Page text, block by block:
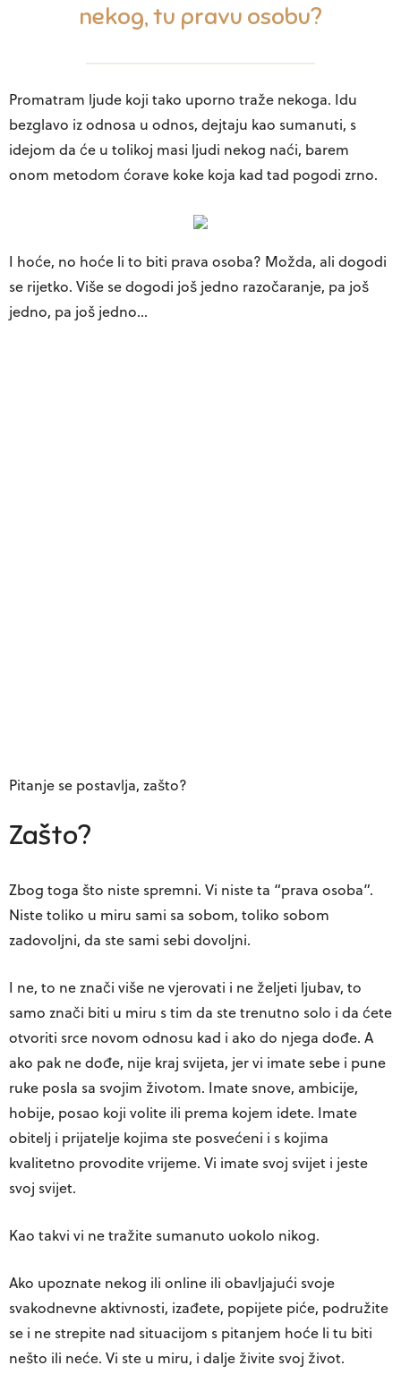
nekog, tu pravu osobu?
Promatram ljude koji tako uporno traže nekoga. Idu
bezglavo iz odnosa u odnos, dejtaju kao sumanuti, s
idejom da će u tolikoj masi ljudi nekog naći, barem
onom metodom ćorave koke koja kad tad pogodi zrno.
I hoće, no hoće li to biti prava osoba? Možda, ali dogodi
se rijetko. Više se dogodi još jedno razočaranje, pa još
jedno, pa još jedno…
Pitanje se postavlja, zašto?
Zašto?
Zbog toga što niste spremni. Vi niste ta “prava osoba”.
Niste toliko u miru sami sa sobom, toliko sobom
zadovoljni, da ste sami sebi dovoljni.
I ne, to ne znači više ne vjerovati i ne željeti ljubav, to
samo znači biti u miru s tim da ste trenutno solo i da ćete
otvoriti srce novom odnosu kad i ako do njega dođe. A
ako pak ne dođe, nije kraj svijeta, jer vi imate sebe i pune
ruke posla sa svojim životom. Imate snove, ambicije,
hobije, posao koji volite ili prema kojem idete. Imate
obitelj i prijatelje kojima ste posvećeni i s kojima
kvalitetno provodite vrijeme. Vi imate svoj svijet i jeste
svoj svijet.
Kao takvi vi ne tražite sumanuto uokolo nikog.
Ako upoznate nekog ili online ili obavljajući svoje
svakodnevne aktivnosti, izađete, popijete piće, podružite
se i ne strepite nad situacijom s pitanjem hoće li tu biti
nešto ili neće. Vi ste u miru, i dalje živite svoj život.